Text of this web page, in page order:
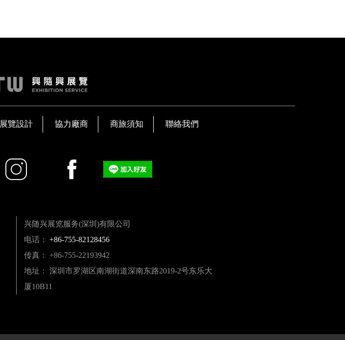
展覽設計 協力廠商 商旅須知 聯絡我們
兴随兴展览服务(深圳)有限公司
电话： +86-755-82128456
传真： +86-755-22193942
地址： 深圳市罗湖区南湖街道深南东路2019-2号东乐大
厦10B11